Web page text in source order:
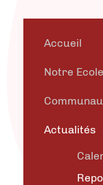
Accueil
Notre Ecole
Actualités